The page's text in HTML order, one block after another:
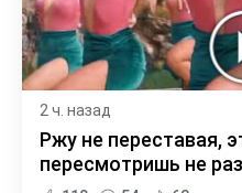
2 ч. назад
Ржу не переставая,
пересмотришь не раз